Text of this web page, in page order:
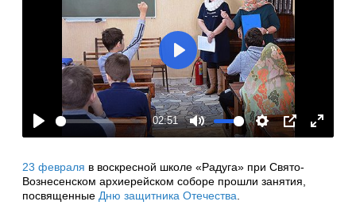
Play
02:51
Mute Settings
PIP
Enter
Play
23 февраля в воскресной школе «Радуга» при Свято-
Вознесенском архиерейском соборе прошли занятия,
посвященные Дню защитника Отечества